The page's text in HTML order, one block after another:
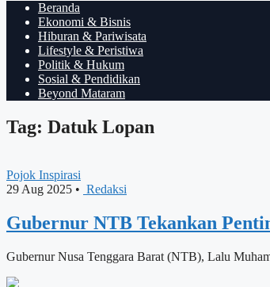
Beranda
Ekonomi & Bisnis
Hiburan & Pariwisata
Lifestyle & Peristiwa
Politik & Hukum
Sosial & Pendidikan
Beyond Mataram
Tag: Datuk Lopan
Pojok Inspirasi
29 Aug 2025 • Redaksi
Gubernur NTB Tekankan
Gubernur Nusa Tenggara Barat (NTB), Lalu